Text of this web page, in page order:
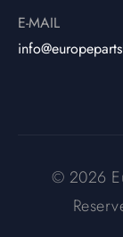
E-MAIL
© 2026